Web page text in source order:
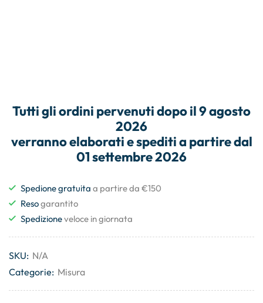
Tutti gliordini pervenuti dopo il9 agosto
2026
verranno elaborati espeditia partire dal
01 settembre 2026
Spedione gratuita a partire da €150
Resogarantito
Spedizioneveloce in giornata
SKU: N/A
Categorie: Misura